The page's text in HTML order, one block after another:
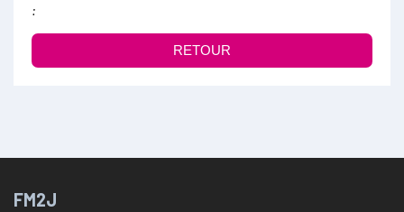
:
RETOUR
FM2J